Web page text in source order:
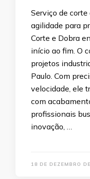
Serviço de corte
agilidade para
Corte e Dobra
início ao fim. O
projetos
Paulo. Com
velocidade, ele
com
profissionais
inovação, …
18 DE DEZEMBRO